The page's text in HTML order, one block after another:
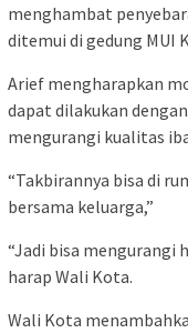
menghambat
ditemui di gedung MUI
Arief mengharapkan
dapat dilakukan
mengurangi kualitas
“Takbirannya bisa di
bersama keluarga,”
“Jadi bisa mengurangi
harap Wali Kota.
Wali Kota